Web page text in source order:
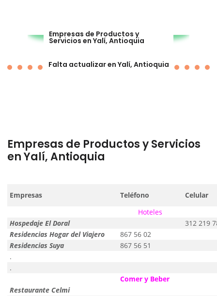
Empresas de Productos y
Servicios en Yalí, Antioquia
Falta actualizar en Yalí, Antioquia
Empresas de Productos y Servicios
en Yalí, Antioquia
Empresas Teléfono
Celular
Hoteles
Hospedaje El Doral
312 219
Residencias Hogar del Viajero
867 56 02
Residencias Suya
867 56 51
.
.
Comer y Beber
Restaurante Celmi